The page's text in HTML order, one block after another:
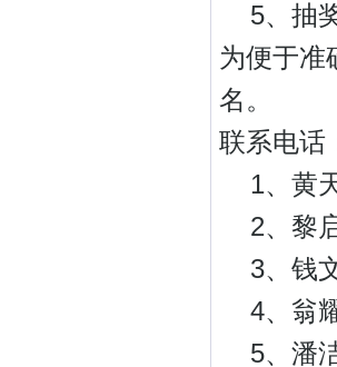
5、抽奖
为便于准
名。
联系电话
1、黄
2、黎
3、钱
4、翁
5、潘